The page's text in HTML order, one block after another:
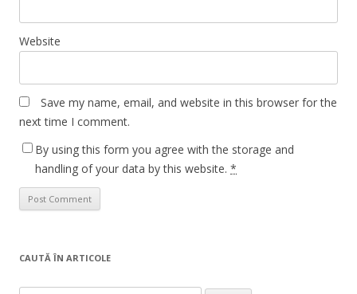
Website
Save my name, email, and website in this browser for the
next time I comment.
By using this form you agree with the storage and
handling of your data by this website. *
CAUTĂ ÎN ARTICOLE